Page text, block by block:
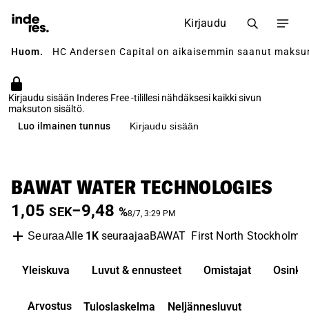
Kirjaudu
Huom. HC Andersen Capital on aikaisemmin saanut
Kirjaudu sisään Inderes Free -tilillesi nähdäksesi kaikki sivun
maksuton sisältö.
Luo ilmainen tunnus
Kirjaudu sisään
BAWAT WATER TECHNOLOGIES
1,05 SEK−9,48 %8/7, 3:29 PM
SeuraaAlle 1KseuraajaaBAWAT First North Stockholm
Yleiskuva Luvut & ennusteet Omistajat Osinko
Arvostus Tuloslaskelma Neljännesluvut